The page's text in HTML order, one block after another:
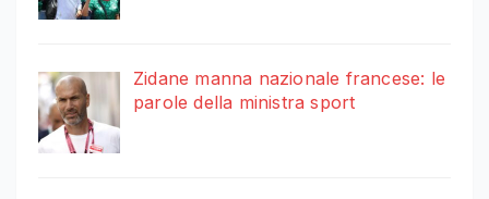
Zidane manna nazionale francese: le
parole della ministra sport